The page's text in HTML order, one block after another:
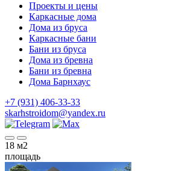
Проекты и цены
Каркасные дома
Дома из бруса
Каркасные бани
Бани из бруса
Дома из бревна
Бани из бревна
Дома Барнхаус
+7 (931) 406-33-33
skarhstroidom@yandex.ru
18 м2
площадь